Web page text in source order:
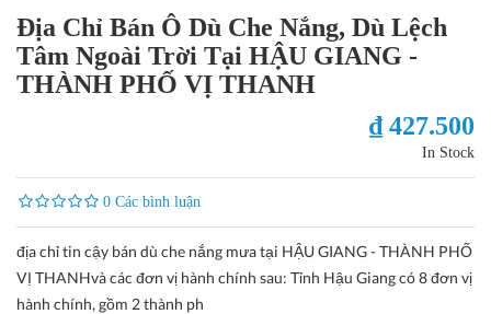
Địa Chỉ Bán Ô Dù Che Nắng, Dù Lệch
Tâm Ngoài Trời Tại HẬU GIANG -
THÀNH PHỐ VỊ THANH
₫ 427.500
In Stock
0 Các bình luận
địa chỉ tin cậy bán dù che nắng mưa tại HẬU GIANG - THÀNH PHỐ
VỊ THANHvà các đơn vị hành chính sau: Tỉnh Hậu Giang có 8 đơn vị
hành chính, gồm 2 thành ph